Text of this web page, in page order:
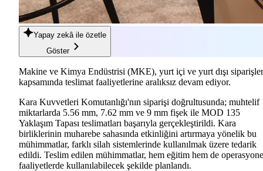
Yapay zekâ ile özetle
Göster
Makine ve Kimya Endüstrisi (MKE), yurt içi ve yurt dışı siparişler
kapsamında teslimat faaliyetlerine aralıksız devam ediyor.
Kara Kuvvetleri Komutanlığı'nın siparişi doğrultusunda; muhtelif
miktarlarda 5.56 mm, 7.62 mm ve 9 mm fişek ile MOD 135
Yaklaşım Tapası teslimatları başarıyla gerçekleştirildi. Kara
birliklerinin muharebe sahasında etkinliğini artırmaya yönelik bu
mühimmatlar, farklı silah sistemlerinde kullanılmak üzere tedarik
edildi. Teslim edilen mühimmatlar, hem eğitim hem de
faaliyetlerde kullanılabilecek şekilde planlandı.